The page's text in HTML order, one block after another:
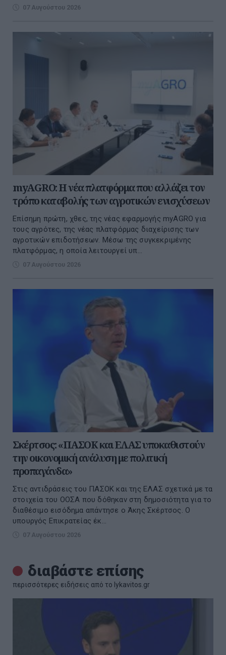
07 Αυγούστου 2026
myAGRO: Η νέα πλατφόρμα που αλλάζει τον
τρόπο καταβολής των αγροτικών ενισχύσεων
Επίσημη πρώτη, χθες, της νέας εφαρμογής myAGRO για
τους αγρότες, της νέας πλατφόρμας διαχείρισης των
αγροτικών επιδοτήσεων. Μέσω της συγκεκριμένης
πλατφόρμας, η οποία λειτουργεί υπ...
07 Αυγούστου 2026
Σκέρτσος: «ΠΑΣΟΚ και ΕΛΑΣ υποκαθιστούν
την οικονομική ανάλυση με πολιτική
προπαγάνδα»
Στις αντιδράσεις του ΠΑΣΟΚ και της ΕΛΑΣ σχετικά με τα
στοιχεία του ΟΟΣΑ που δόθηκαν στη δημοσιότητα για το
διαθέσιμο εισόδημα απάντησε ο Άκης Σκέρτσος. Ο
υπουργός Επικρατείας έκ...
07 Αυγούστου 2026
διαβάστε επίσης
περισσότερες ειδήσεις από το lykavitos.gr